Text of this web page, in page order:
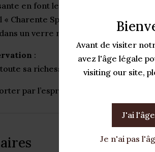
Avant de visiter
avez l'âge légale
visiting our site,
J'ai
Je n'ai pas
en font le compagnon parfait
Charente Spritz » : mélangez 60 ml
un verre rempli de glaçons. Une
:
sa richesse aromatique, il est
par l’esprit d’aventure du Pineau